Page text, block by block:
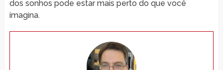
dos sonhos pode estar mais perto do que você
imagina.